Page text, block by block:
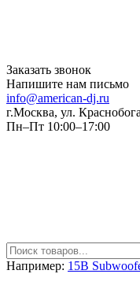
Заказать звонок
Напишите нам письмо
info@american-dj.ru
г.Москва, ул.
Пн–Пт 10:00–17:00
Например: 15B